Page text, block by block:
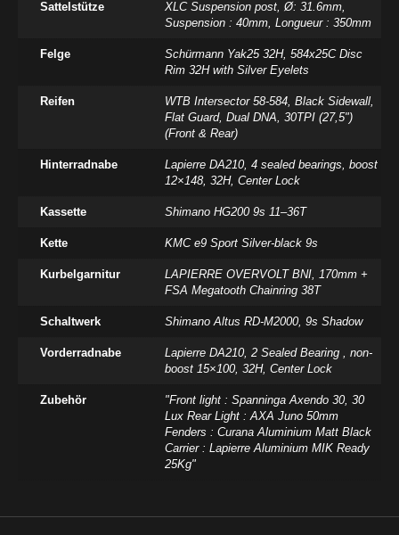
Sattelstütze
XLC Suspension post, Ø: 31.6mm,
Suspension : 40mm, Longueur : 350mm
Felge
Schürmann Yak25 32H, 584x25C Disc
Rim 32H with Silver Eyelets
Reifen
WTB Intersector 58-584, Black Sidewall,
Flat Guard, Dual DNA, 30TPI (27,5")
(Front & Rear)
Hinterradnabe
Lapierre DA210, 4 sealed bearings, boost
12×148, 32H, Center Lock
Kassette Shimano HG200 9s 11–36T
Kette KMC e9 Sport Silver-black 9s
Kurbelgarnitur
LAPIERRE OVERVOLT BNI, 170mm +
FSA Megatooth Chainring 38T
Schaltwerk Shimano Altus RD-M2000, 9s Shadow
Vorderradnabe
Lapierre DA210, 2 Sealed Bearing , non-
boost 15×100, 32H, Center Lock
Zubehör
"Front light : Spanninga Axendo 30, 30
Lux Rear Light : AXA Juno 50mm
Fenders : Curana Aluminium Matt Black
Carrier : Lapierre Aluminium MIK Ready
25Kg"